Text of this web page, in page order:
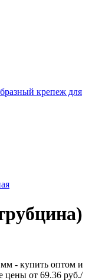
крепеж для
- купить оптом и
цены от 69.36 руб./